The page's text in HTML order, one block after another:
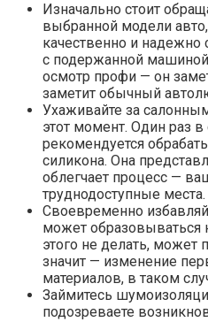
Изначально стоит
выбранной модели
качественно и надежно
с подержанной
осмотр профи — он
заметит обычный
Ухаживайте за
этот момент. Один раз
рекомендуется
силикона. Она
облегчает процесс —
труднодоступные места.
Своевременно
может образовываться
этого не делать, может
значит — изменение
материалов, в таком
Займитесь
подозреваете